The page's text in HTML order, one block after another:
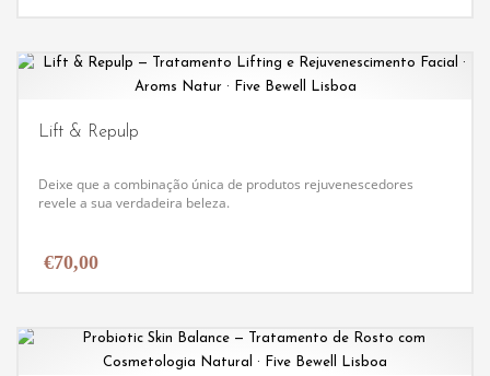
Lift & Repulp
Deixe que a combinação única de produtos rejuvenescedores
revele a sua verdadeira beleza.
€70,00